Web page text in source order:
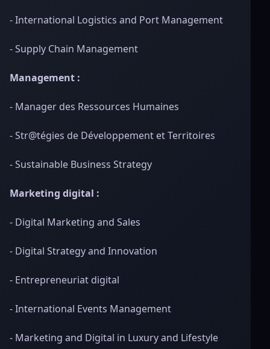
- International Logistics and Port Management
- Supply Chain Management
Management :
- Manager des Ressources Humaines
- Str@tégies de Développement et Territoires
- Sustainable Business Strategy
Marketing digital :
- Digital Marketing and Sales
- Digital Strategy and Innovation
- Entrepreneuriat digital
- International Events Management
- Marketing and Digital in Luxury and Lifestyle